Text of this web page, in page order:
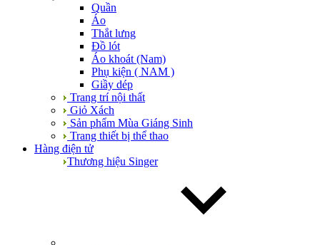
Quần
Áo
Thắt lưng
Đồ lót
Áo khoát (Nam)
Phụ kiện ( NAM )
Giầy dép
Trang trí nội thất
Giỏ Xách
Sản phẩm Mùa Giáng Sinh
Trang thiết bị thể thao
Hàng điện tử
Thương hiệu Singer